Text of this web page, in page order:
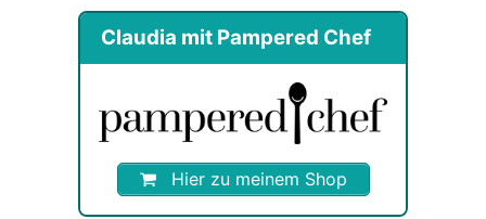
Claudia mit Pampered Chef
Hier zu meinem Shop